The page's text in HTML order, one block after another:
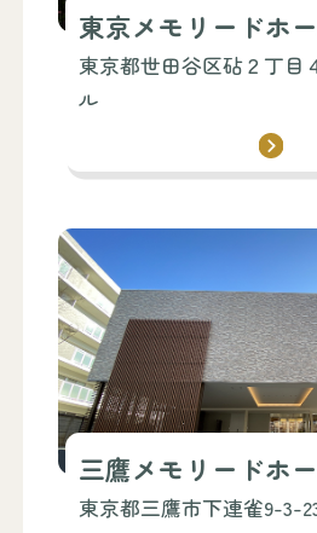
東京メモリードホ
東京都世田谷区砧２丁目
ル
三鷹メモリードホ
東京都三鷹市下連雀9-3-